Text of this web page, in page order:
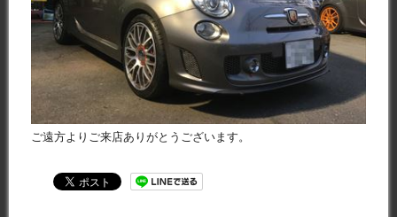
ご遠方よりご来店ありがとうございます。